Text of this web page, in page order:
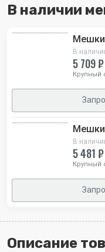
В наличии
Мешки
В
5 709 ₽
Крупный
Мешки
В
5 481 ₽
Крупный
Описание